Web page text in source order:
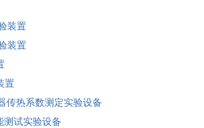
装置
装置
置
传热系数测定实验设备
测试实验设备